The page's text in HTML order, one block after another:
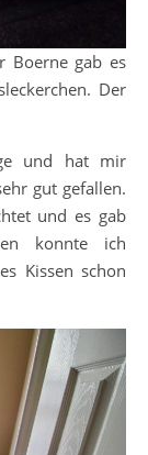
Boerne gab es
Der
und hat mir
gut gefallen.
und es gab
konnte ich
Kissen schon